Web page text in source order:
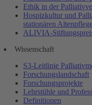
Ethik in der
Hospizkultur und
stationären
ALIVIA-
Wissenschaft
S3-Leitlinie
Forschungslandschaft
Forschungsprojekte
Lehrstühle und
Definitionen